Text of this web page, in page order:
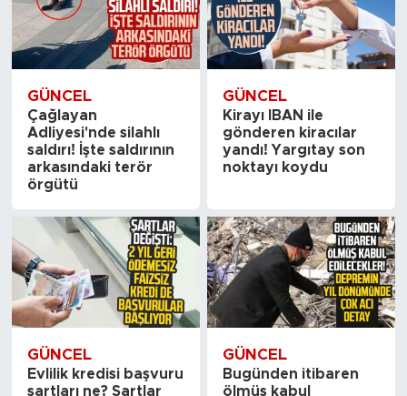
GÜNCEL
Çağlayan
Adliyesi'nde silahlı
saldırı! İşte saldırının
arkasındaki terör
örgütü
GÜNCEL
Kirayı IBAN ile
gönderen kiracılar
yandı! Yargıtay son
noktayı koydu
GÜNCEL
Evlilik kredisi başvuru
şartları ne? Şartlar
GÜNCEL
Bugünden itibaren
ölmüş kabul